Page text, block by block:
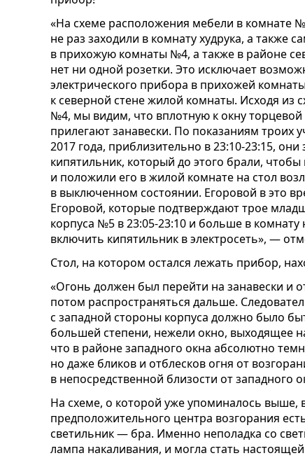
«На схеме расположения мебели в комнате
не раз заходили в комнату худрука, а также
в прихожую комнаты №4, а также в районе
нет ни одной розетки. Это исключает
электрического прибора в прихожей
к северной стене жилой комнаты. Исходя
№4, мы видим, что вплотную к окну торцевой
прилегают занавески. По показаниям троих
2017 года, приблизительно в 23:10-23:15,
кипятильник, который до этого брали,
и положили его в жилой комнате на стол
в выключенном состоянии. Егоровой в это
Егоровой, которые подтверждают трое
корпуса №5 в 23:05-23:10 и больше в
включить кипятильник в электросеть», —
Стол, на котором остался лежать прибор,
«Огонь должен был перейти на занавески и
потом распространяться дальше.
с западной стороны корпуса должно было
большей степени, нежели окно, выходящее
что в районе западного окна абсолютно
но даже бликов и отблесков огня от
в непосредственной близости от западного
На схеме, о которой уже упоминалось выше,
предположительного центра возгорания
светильник — бра. Именно неполадка со
лампа накаливания, и могла стать